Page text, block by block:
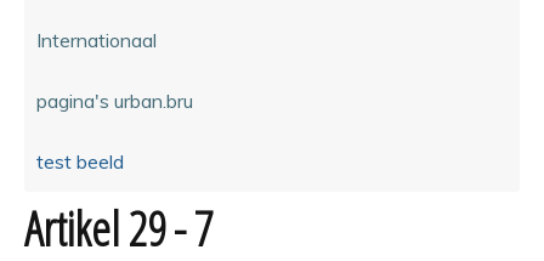
Internationaal
pagina's urban.bru
test beeld
Artikel 29 - 7